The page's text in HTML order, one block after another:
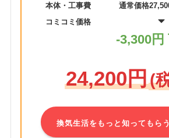
本体・工事費
コミコミ価格
通常価格
-3,300円
24,200円(
換気生活をもっと知ってもら